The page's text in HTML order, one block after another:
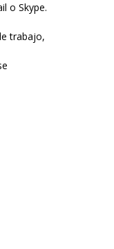
o Skype.
trabajo,